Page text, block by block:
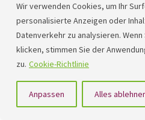
Wir verwenden Cookies, um Ihr
personalisierte Anzeigen oder
Datenverkehr zu analysieren.
klicken, stimmen Sie der
zu. Cookie-Richtlinie
Anpassen Alles
Unterstützung ist eine
Augenmerk auf die
langanhaltenden Misserfolge
Angstzustände und
bei Rechtschreib-
integrativenLerntherapiewird